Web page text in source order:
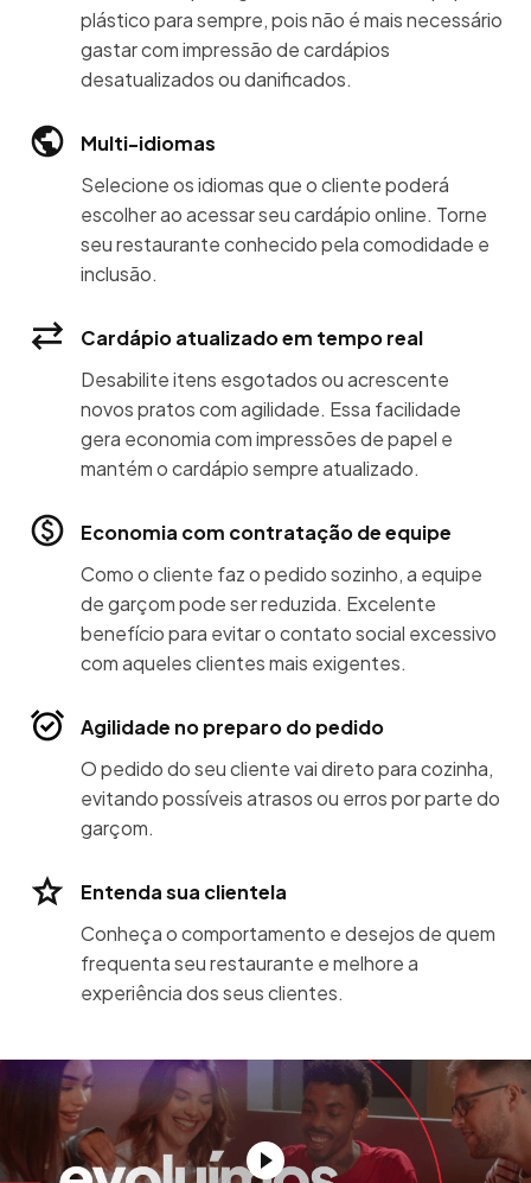
plástico para sempre, pois não é mais necessário
gastar com impressão de cardápios
desatualizados ou danificados.
Multi-idiomas
Selecione os idiomas que o cliente poderá
escolher ao acessar seu cardápio online. Torne
seu restaurante conhecido pela comodidade e
inclusão.
Cardápio atualizado em tempo real
Desabilite itens esgotados ou acrescente
novos pratos com agilidade. Essa facilidade
gera economia com impressões de papel e
mantém o cardápio sempre atualizado.
Economia com contratação de equipe
Como o cliente faz o pedido sozinho, a equipe
de garçom pode ser reduzida. Excelente
benefício para evitar o contato social excessivo
com aqueles clientes mais exigentes.
Agilidade no preparo do pedido
O pedido do seu cliente vai direto para cozinha,
evitando possíveis atrasos ou erros por parte do
garçom.
Entenda sua clientela
Conheça o comportamento e desejos de quem
frequenta seu restaurante e melhore a
experiência dos seus clientes.